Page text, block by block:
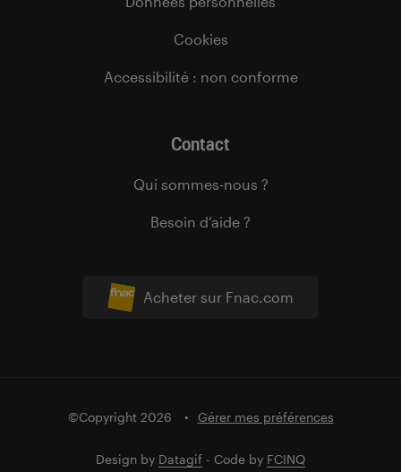
Acheter sur Fnac.com
Cookies
Accessibilité : non conforme
Contact
Qui sommes-nous ?
Besoin d’aide ?
©Copyright 2026 Gérer mes préférences
Design by Datagif - Code by FCINQ